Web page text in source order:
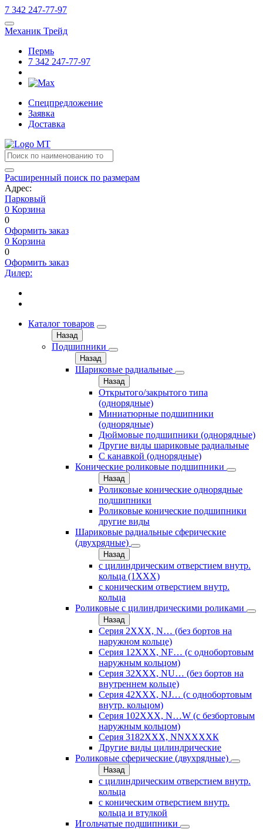
7 342 247-77-97
Механик Трейд
Пермь
7 342 247-77-97
Спецпредложение
Заявка
Доставка
Расширенный поиск по размерам
Адрес:
Парковый
0 Корзина
0
Оформить заказ
0 Корзина
0
Оформить заказ
Дилер:
Каталог товаров
Назад
Подшипники
Назад
Шариковые радиальные
Назад
Открытого/закрытого типа
(однорядные)
Миниатюрные подшипники
(однорядные)
Дюймовые подшипники (однорядные)
Другие виды шариковые радиальные
С канавкой (однорядные)
Конические роликовые подшипники
Назад
Роликовые конические однорядные
подшипники
Роликовые конические подшипники
другие виды
Шариковые радиальные сферические
(двухрядные)
Назад
с цилиндрическим отверстием внутр.
кольца (1ХХХ)
с коническим отверстием внутр.
кольца
Роликовые с цилиндрическими роликами
Назад
Серия 2ХХХ, N… (без бортов на
наружном кольце)
Серия 12ХХХ, NF… (с однобортовым
наружным кольцом)
Серия 32ХХХ, NU… (без бортов на
внутреннем кольце)
Серия 42ХХХ, NJ… (с однобортовым
внутр. кольцом)
Серия 102ХХХ, N…W (с безбортовым
наружным кольцом)
Серия 3182ХХХ, NNХХХХК
Другие виды цилиндрические
Роликовые сферические (двухрядные)
Назад
с цилиндрическим отверстием внутр.
кольца
с коническим отверстием внутр.
кольца и втулкой
Игольчатые подшипники